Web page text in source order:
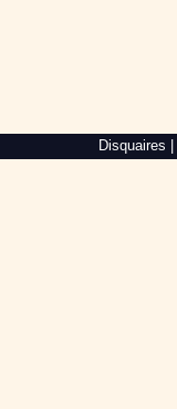
Disquaires |
Web,